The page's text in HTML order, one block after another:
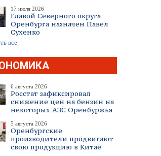
17 июля 2026
Главой Северного округа
Оренбурга назначен Павел
Сухенко
все
6 августа 2026
Росстат зафиксировал
снижение цен на бензин на
некоторых АЗС Оренбуржья
5 августа 2026
Оренбургские
производители продвигают
свою продукцию в Китае